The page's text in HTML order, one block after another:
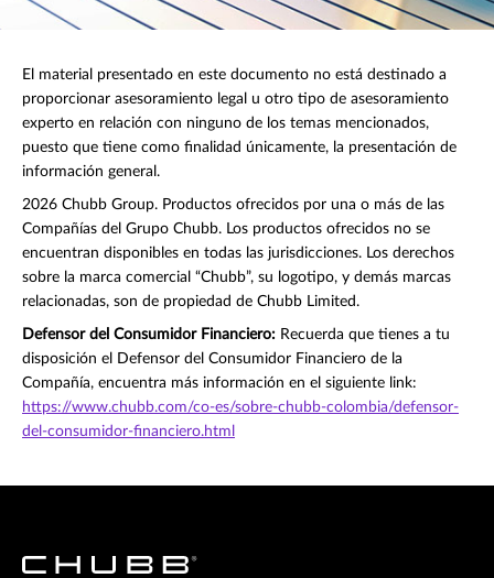
El material presentado en este documento no está destinado a
proporcionar asesoramiento legal u otro tipo de asesoramiento
experto en relación con ninguno de los temas mencionados,
puesto que tiene como finalidad únicamente, la presentación de
información general.
2026 Chubb Group. Productos ofrecidos por una o más de las
Compañías del Grupo Chubb. Los productos ofrecidos no se
encuentran disponibles en todas las jurisdicciones. Los derechos
sobre la marca comercial “Chubb”, su logotipo, y demás marcas
relacionadas, son de propiedad de Chubb Limited.
Defensor del Consumidor Financiero: Recuerda que tienes a tu
disposición el Defensor del Consumidor Financiero de la
Compañía, encuentra más información en el siguiente link:
https://www.chubb.com/co-es/sobre-chubb-colombia/defensor-
del-consumidor-financiero.html